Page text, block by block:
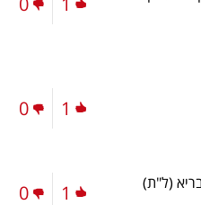
1
0
(ל"ת) 1
0